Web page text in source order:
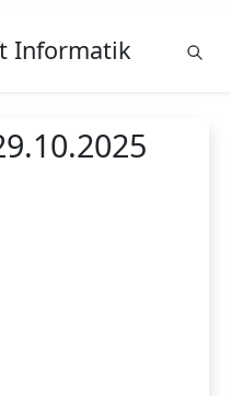
Informatik